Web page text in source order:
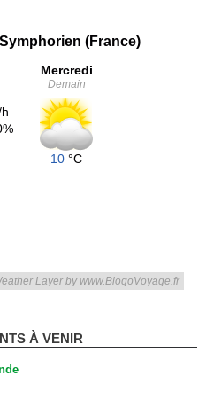
(France)
Mercredi
Demain
10 °C
Layer by www.BlogoVoyage.fr
À VENIR